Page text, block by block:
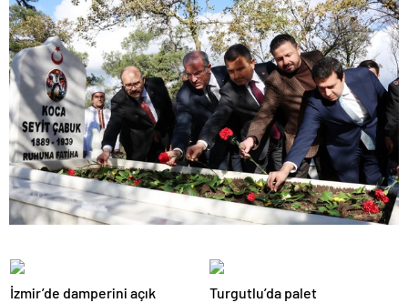
İzmir’de damperini açık
Turgutlu’da palet